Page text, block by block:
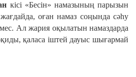
кісі «Бесін» намазының парызын
оған намаз соңында сәһу
Ал жария оқылатын намаздарда
қаласа іштей дауыс шығармай